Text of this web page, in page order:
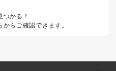
かる！
らご確認できます。